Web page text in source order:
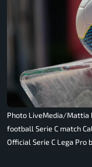
Photo LiveMedia/Mattia
football Serie C match
Official Serie C Lega